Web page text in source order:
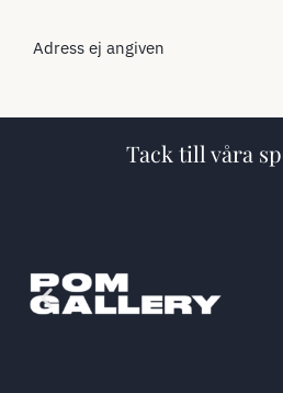
Adress ej angiven
Tack till våra